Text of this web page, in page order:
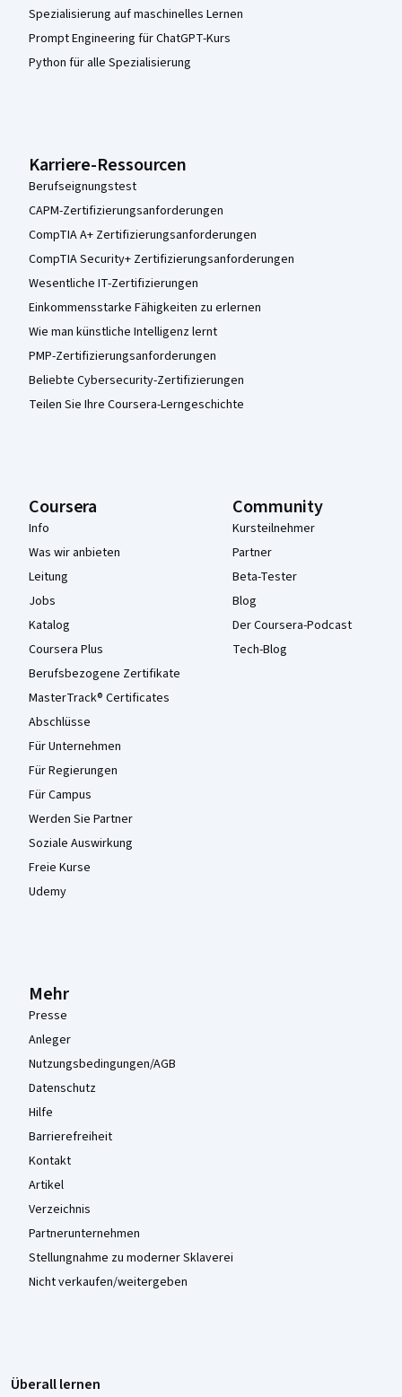
Spezialisierung auf maschinelles Lernen
Prompt Engineering für ChatGPT-Kurs
Python für alle Spezialisierung
Karriere-Ressourcen
Berufseignungstest
CAPM-Zertifizierungsanforderungen
CompTIA A+ Zertifizierungsanforderungen
CompTIA Security+ Zertifizierungsanforderungen
Wesentliche IT-Zertifizierungen
Einkommensstarke Fähigkeiten zu erlernen
Wie man künstliche Intelligenz lernt
PMP-Zertifizierungsanforderungen
Beliebte Cybersecurity-Zertifizierungen
Teilen Sie Ihre Coursera-Lerngeschichte
Coursera
Info
Was wir anbieten
Leitung
Jobs
Katalog
Coursera Plus
Berufsbezogene Zertifikate
MasterTrack® Certificates
Abschlüsse
Für Unternehmen
Für Regierungen
Für Campus
Werden Sie Partner
Soziale Auswirkung
Freie Kurse
Udemy
Community
Kursteilnehmer
Partner
Beta-Tester
Blog
Der Coursera-Podcast
Tech-Blog
Mehr
Presse
Anleger
Nutzungsbedingungen/AGB
Datenschutz
Hilfe
Barrierefreiheit
Kontakt
Artikel
Verzeichnis
Partnerunternehmen
Stellungnahme zu moderner Sklaverei
Nicht verkaufen/weitergeben
Überall lernen